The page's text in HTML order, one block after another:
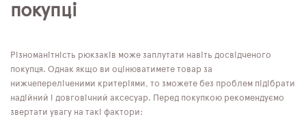
покупці
Різноманітність рюкзаків може заплутати навіть досвідченого
покупця. Однак якщо ви оцінюватимете товар за
нижчепереліченими критеріями, то зможете без проблем підібрати
надійний і довговічний аксесуар. Перед покупкою рекомендуємо
звертати увагу на такі фактори: